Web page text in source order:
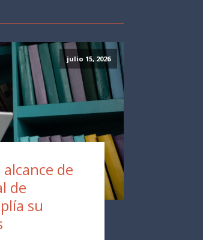
julio 15, 2026
de
de
su